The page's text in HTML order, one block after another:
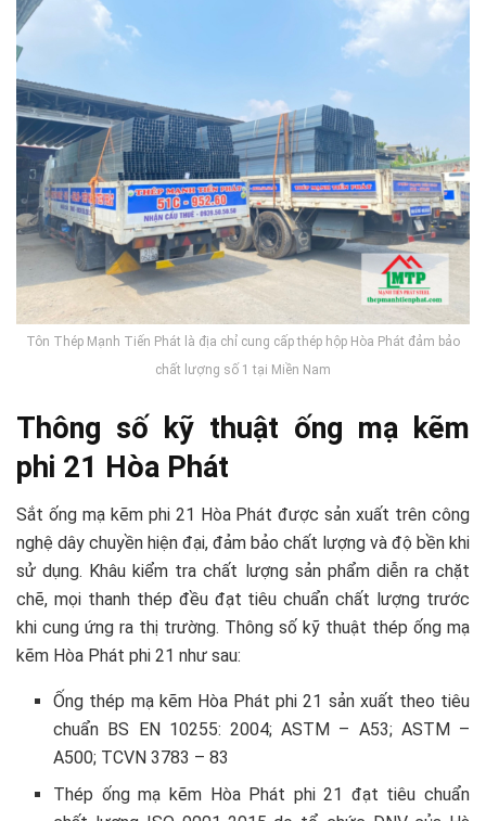
Tôn Thép Mạnh Tiến Phát là địa chỉ cung cấp thép hộp Hòa Phát đảm bảo
chất lượng số 1 tại Miền Nam
Thông số kỹ thuật ống mạ kẽm
phi 21 Hòa Phát
Sắt ống mạ kẽm phi 21 Hòa Phát được sản xuất trên công
nghệ dây chuyền hiện đại, đảm bảo chất lượng và độ bền khi
sử dụng. Khâu kiểm tra chất lượng sản phẩm diễn ra chặt
chẽ, mọi thanh thép đều đạt tiêu chuẩn chất lượng trước
khi cung ứng ra thị trường. Thông số kỹ thuật thép ống mạ
kẽm Hòa Phát phi 21 như sau:
Ống thép mạ kẽm Hòa Phát phi 21 sản xuất theo tiêu
chuẩn BS EN 10255: 2004; ASTM – A53; ASTM –
A500; TCVN 3783 – 83
Thép ống mạ kẽm Hòa Phát phi 21 đạt tiêu chuẩn